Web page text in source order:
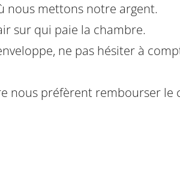
nous mettons notre argent.
sur qui paie la chambre.
ne pas hésiter à
nous préfèrent rembourser